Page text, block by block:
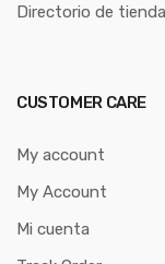
Directorio de
CUSTOMER CARE
My account
My Account
Mi cuenta